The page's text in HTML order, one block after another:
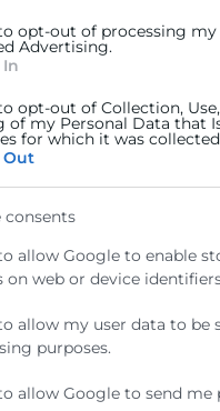
opt-out of processing my
Advertising.
opt-out of Collection,
of my Personal Data that
for which it was
consents
allow Google to enable
on web or device
allow my user data to be
purposes.
allow Google to send me
Vicente Morata
en el curso
de